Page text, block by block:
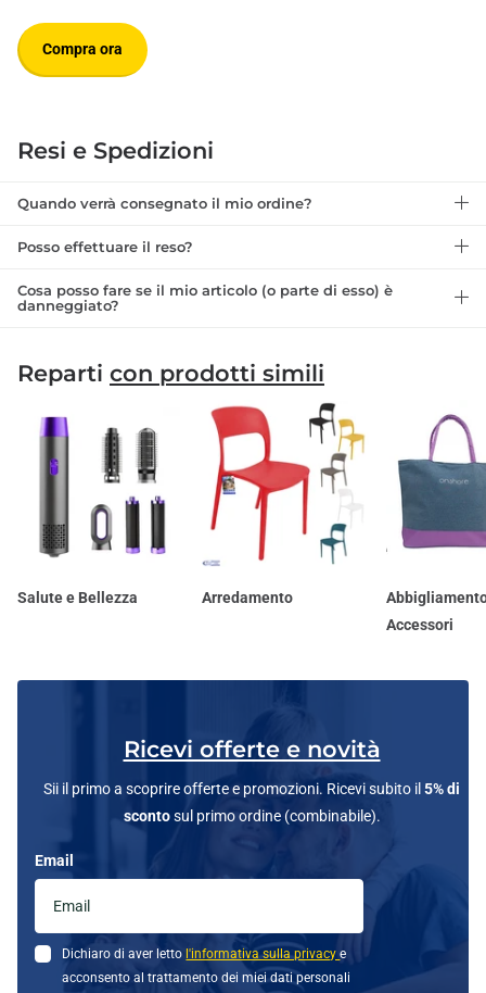
Compra ora
Resi e Spedizioni
Quando verrà consegnato il mio ordine?
Posso effettuare il reso?
Cosa posso fare se il mio articolo (o parte di esso) è
danneggiato?
Reparti con prodotti simili
Salute e Bellezza Arredamento
Accessori
Ricevi offerte e novità
Sii il primo a scoprire offerte e promozioni. Ricevi subito il 5% di
scontosul primo ordine (combinabile).
Email
Dichiaro di aver letto l'informativa sulla privacye
acconsento al trattamento dei miei dati personali